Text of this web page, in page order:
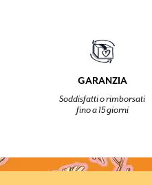
GARANZIA
Soddisfatti o rimborsati
fino a 15 giorni